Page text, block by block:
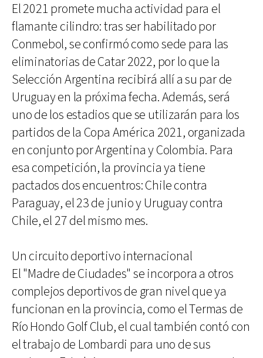
El 2021 promete mucha actividad para el
flamante cilindro: tras ser habilitado por
Conmebol, se confirmó como sede para las
eliminatorias de Catar 2022, por lo que la
Selección Argentina recibirá allí a su par de
Uruguay en la próxima fecha. Además, será
uno de los estadios que se utilizarán para los
partidos de la Copa América 2021, organizada
en conjunto por Argentina y Colombia. Para
esa competición, la provincia ya tiene
pactados dos encuentros: Chile contra
Paraguay, el 23 de junio y Uruguay contra
Chile, el 27 del mismo mes.
Un circuito deportivo internacional
El "Madre de Ciudades" se incorpora a otros
complejos deportivos de gran nivel que ya
funcionan en la provincia, como el Termas de
Río Hondo Golf Club, el cual también contó con
el trabajo de Lombardi para uno de sus